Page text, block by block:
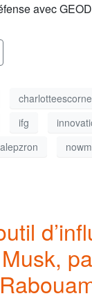
avec
charlotteescorne
ifg